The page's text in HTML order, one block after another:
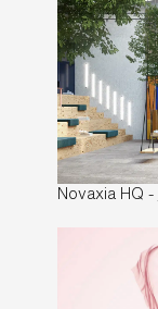
Novaxia HQ -